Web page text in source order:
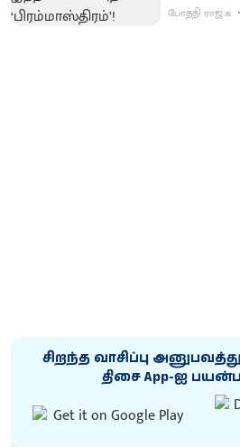
போத்தி ராஜ்.க
சிறந்த வாசிப்பு
திசை App-ஐ